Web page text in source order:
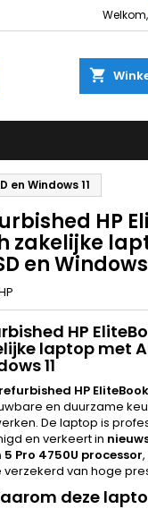
Welkom,
shopping_cart
en Windows 11
HP
zakelijke
en Windows
HP
laptop met
11
refurbished HP
en duurzame
De laptop is
en verkeert in
5 Pro 4750U processor,
verzekerd van hoge
deze